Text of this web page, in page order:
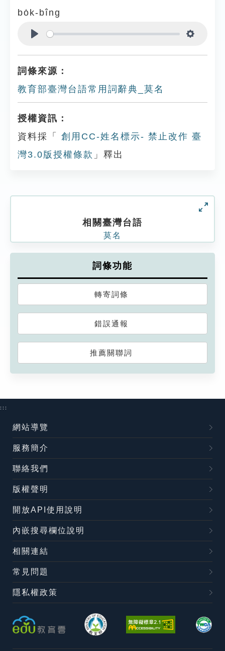
bo̍k-bîng
詞條來源：
教育部臺灣台語常用詞辭典_莫名
授權資訊：
資料採「
創用CC-姓名標示- 禁止改作 臺
灣3.0版授權條款 」釋出
相關臺灣台語
莫名
詞條功能
轉寄詞條
錯誤通報
推薦關聯詞
:::
網站導覽
服務簡介
聯絡我們
版權聲明
開放API使用說明
內嵌搜尋欄位說明
相關連結
常見問題
隱私權政策